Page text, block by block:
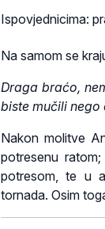
Ispovjednicima:
Na samom se
Draga braćo,
biste mučili
Nakon molitve
potresenu
potresom, te u
tornada. Osim